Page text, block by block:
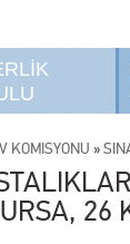
KOMİSYONU »
26